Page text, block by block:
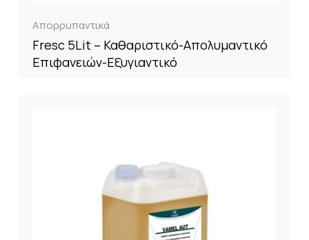
Απορρυπαντικά
Fresc 5Lit – Καθαριστικό-Απολυμαντικό
Επιφανειών-Εξυγιαντικό